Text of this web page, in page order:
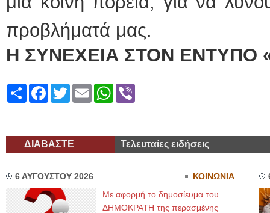
προβλήματά μας.
Η ΣΥΝΕΧΕΙΑ ΣΤΟΝ ΕΝΤΥΠΟ
ShareFacebook
TwitterEmailWhatsApp
ΔΙΑΒΑΣΤΕ Τελευταίες ειδήσεις
6 ΑΥΓΟΥΣΤΟΥ 2026 ΚΟΙΝΩΝΙΑ
Με αφορμή το δημοσίευμα του
ΔΗΜΟΚΡΑΤΗ της περασμένης